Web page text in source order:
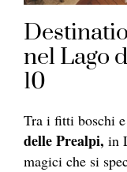
nel Lago
10
Tra i fitti boschi
delle Prealpi, in
magici che si